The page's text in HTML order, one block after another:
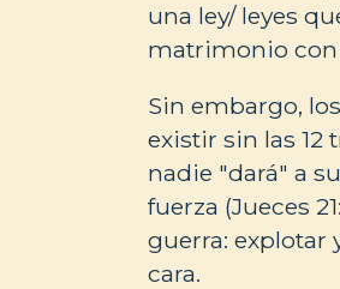
una ley/ leyes
matrimonio con
Sin embargo,
existir sin las 12
nadie "dará" a
fuerza (Jueces
guerra: explotar
cara.